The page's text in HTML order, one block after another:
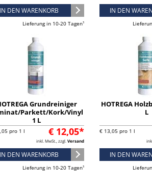
IN DEN WARENKORB
Lieferung in 10-20 Tagen¹
IN DEN
Grundreiniger
Parkett/Kork/Vinyl
1 L
€ 12,05*
pro 1 l
inkl. MwSt., zzgl. Versand
IN DEN WARENKORB
Lieferung in 10-20 Tagen¹
HOTREGA
L
€ 13,05 pro 1 l
IN DEN